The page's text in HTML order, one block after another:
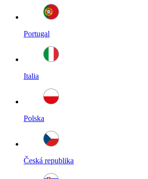
Portugal
Italia
Polska
Česká republika